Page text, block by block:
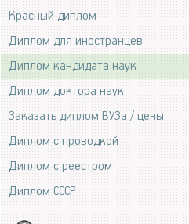
Красный диплом
Диплом для иностранцев
Диплом кандидата наук
Диплом доктора наук
Заказать диплом ВУЗа / цены
Диплом с проводкой
Диплом с реестром
Диплом СССР